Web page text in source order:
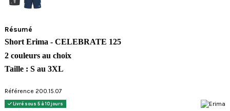
Résumé
Short Erima - CELEBRATE 125
2 couleurs au choix
Taille : S au 3XL
Référence 200.15.07
Livré sous 5 à 10 jours